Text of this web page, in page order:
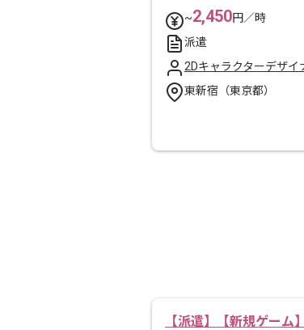
~2,450円／時
派遣
2Dキャラクターデザイ
東新宿（東京都）
【派遣】【新規ゲーム